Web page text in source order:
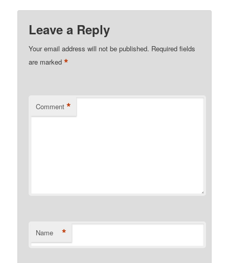
Leave a Reply
Your email address will not be published. Required fields
are marked*
Comment *
Name *